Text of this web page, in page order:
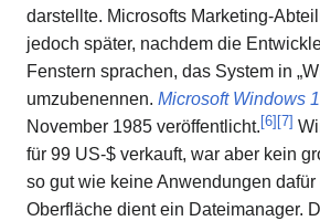
darstellte. Microsofts Marketing-
jedoch später, nachdem die
Fenstern sprachen, das System in
umzubenennen. Microsoft Windows
November 1985 veröffentlicht. [6] [7]
für 99 US-$ verkauft, war aber kein
so gut wie keine Anwendungen dafür
Oberfläche dient ein Dateimanager.